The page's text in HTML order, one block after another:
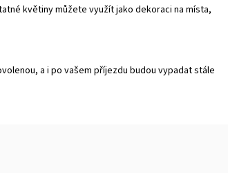
květiny můžete využít jako dekoraci na místa,
a i po vašem příjezdu budou vypadat stále